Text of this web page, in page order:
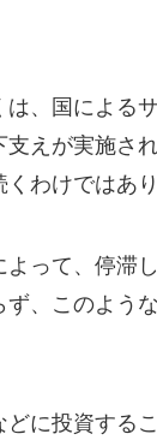
は、国による
支えが実施さ
わけではあり
よって、停滞
ず、このよう
どに投資する